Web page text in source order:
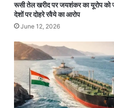
रूसी तेल खरीद पर जयशंकर का यूरोप को
देशों पर दोहरे रवैये का आरोप
June 12, 2026